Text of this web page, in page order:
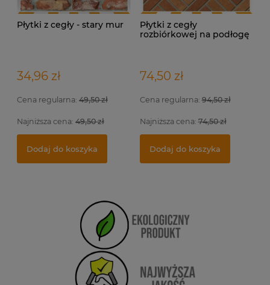
Płytki z cegły - stary mur
34,96 zł
Cena regularna: 49,50 zł
Najniższa cena: 49,50 zł
Dodaj do koszyka
Płytki z cegły
rozbiórkowej na podłogę
74,50 zł
Cena regularna:94,50 zł
Najniższa cena:74,50 zł
Dodaj do koszyka